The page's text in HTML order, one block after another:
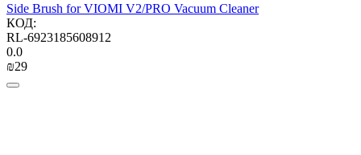
Side Brush for VIOMI V2/PRO Vacuum Cleaner
КОД:
RL-6923185608912
0.0
₪‍29‍